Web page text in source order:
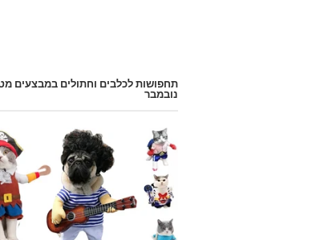
תחפושות לכלבים וחתולים במבצעים
נובמבר